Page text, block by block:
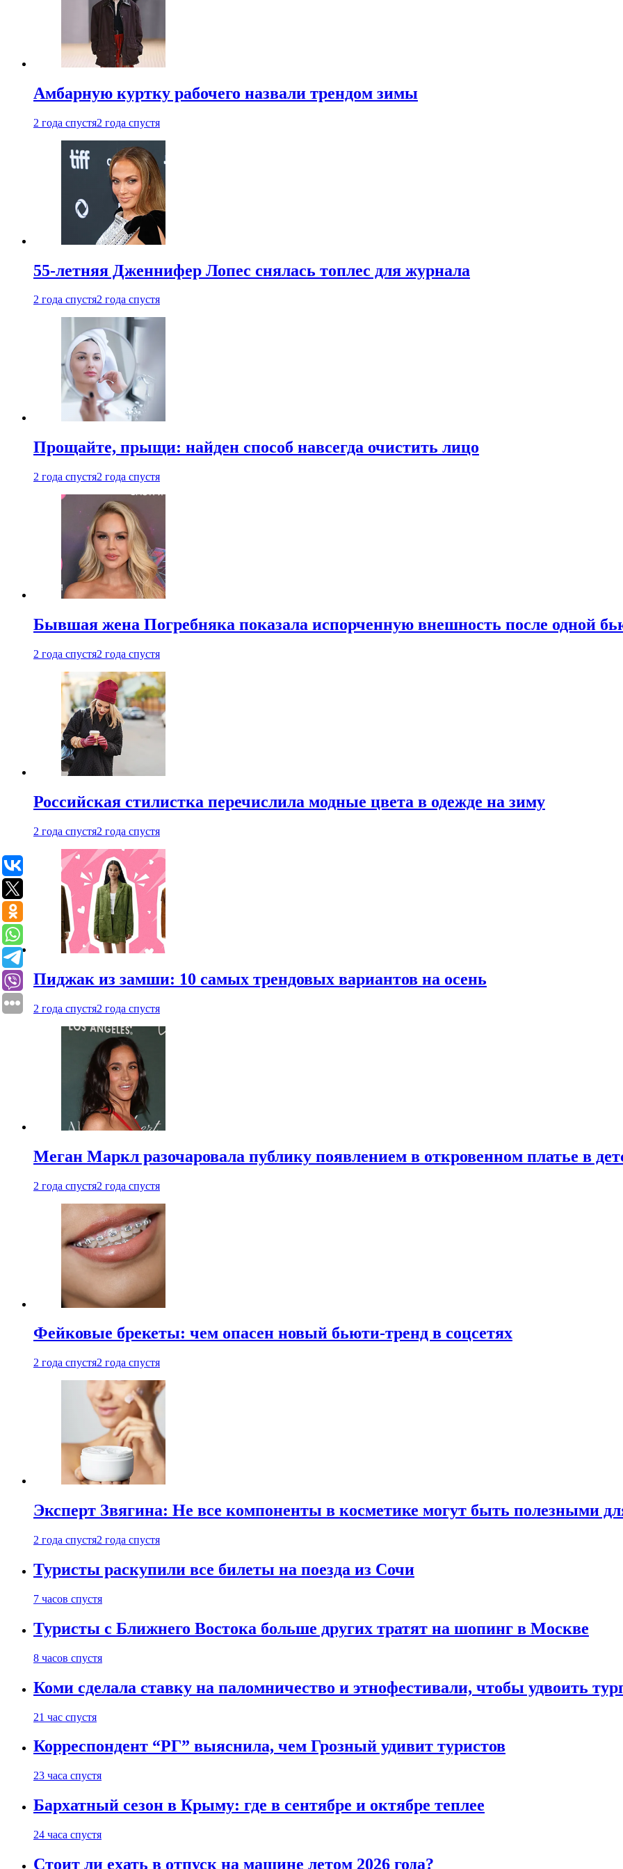
Амбарную куртку рабочего назвали трендом зимы
2 года спустя2 года спустя
55-летняя Дженнифер Лопес снялась топлес для журнала
2 года спустя2 года спустя
Прощайте, прыщи: найден способ навсегда очистить лицо
2 года спустя2 года спустя
Бывшая жена Погребняка показала испорченную внешность после одной
2 года спустя2 года спустя
Российская стилистка перечислила модные цвета в одежде на зиму
2 года спустя2 года спустя
Пиджак из замши: 10 самых трендовых вариантов на осень
2 года спустя2 года спустя
Меган Маркл разочаровала публику появлением в откровенном платье в
2 года спустя2 года спустя
Фейковые брекеты: чем опасен новый бьюти-тренд в соцсетях
2 года спустя2 года спустя
Эксперт Звягина: Не все компоненты в косметике могут быть полезными
2 года спустя2 года спустя
Туристы раскупили все билеты на поезда из Сочи
7 часов спустя
Туристы с Ближнего Востока больше других тратят на шопинг в Москве
8 часов спустя
Коми сделала ставку на паломничество и этнофестивали, чтобы удвоить
21 час спустя
Корреспондент “РГ” выяснила, чем Грозный удивит туристов
23 часа спустя
Бархатный сезон в Крыму: где в сентябре и октябре теплее
24 часа спустя
Стоит ли ехать в отпуск на машине летом 2026 года?